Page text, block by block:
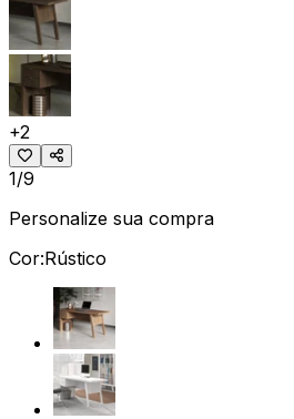
+2
1/9
Personalize sua compra
Cor:Rústico